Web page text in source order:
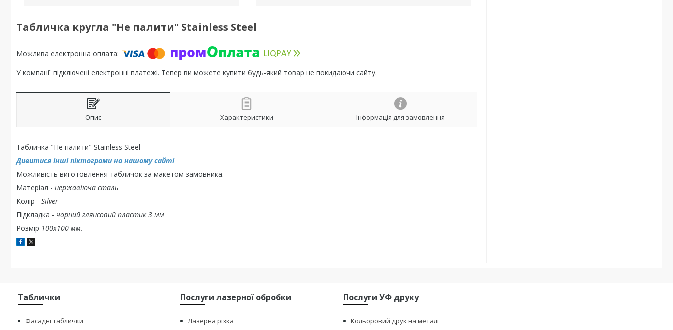
Табличка кругла "Не палити" Stainless Steel
У компанії підключені електронні платежі. Тепер ви можете купити будь-який товар не покидаючи сайту.
Опис Характеристики Інформація для замовлення
Табличка "Не палити" Stainless Steel
Дивитися інші піктограми на нашому сайті
Можливість виготовлення табличок за макетом замовника.
Матеріал - нержавіюча сталь
Колір - Silver
Підкладка - чорний глянсовий пластик 3 мм
Розмір 100х100 мм.
Таблички
Фасадні таблички
Послуги лазерної обробки
Лазерна різка
Послуги УФ друку
Кольоровий друк на металі